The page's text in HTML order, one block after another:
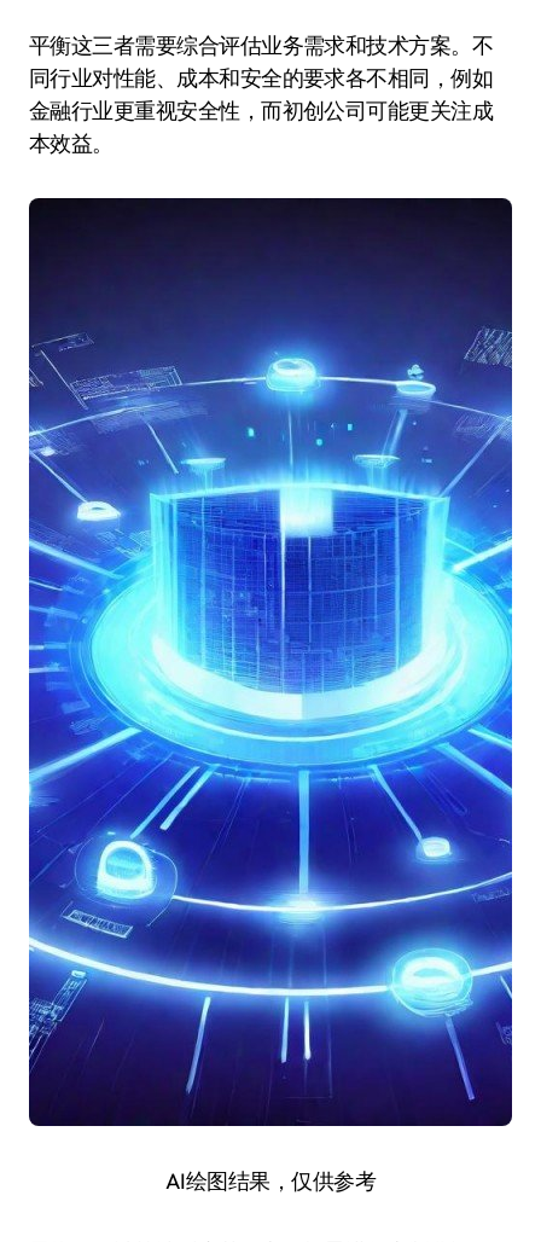
平衡这三者需要综合评估业务需求和技术方案。不
同行业对性能、成本和安全的要求各不相同，例如
金融行业更重视安全性，而初创公司可能更关注成
本效益。
AI绘图结果，仅供参考